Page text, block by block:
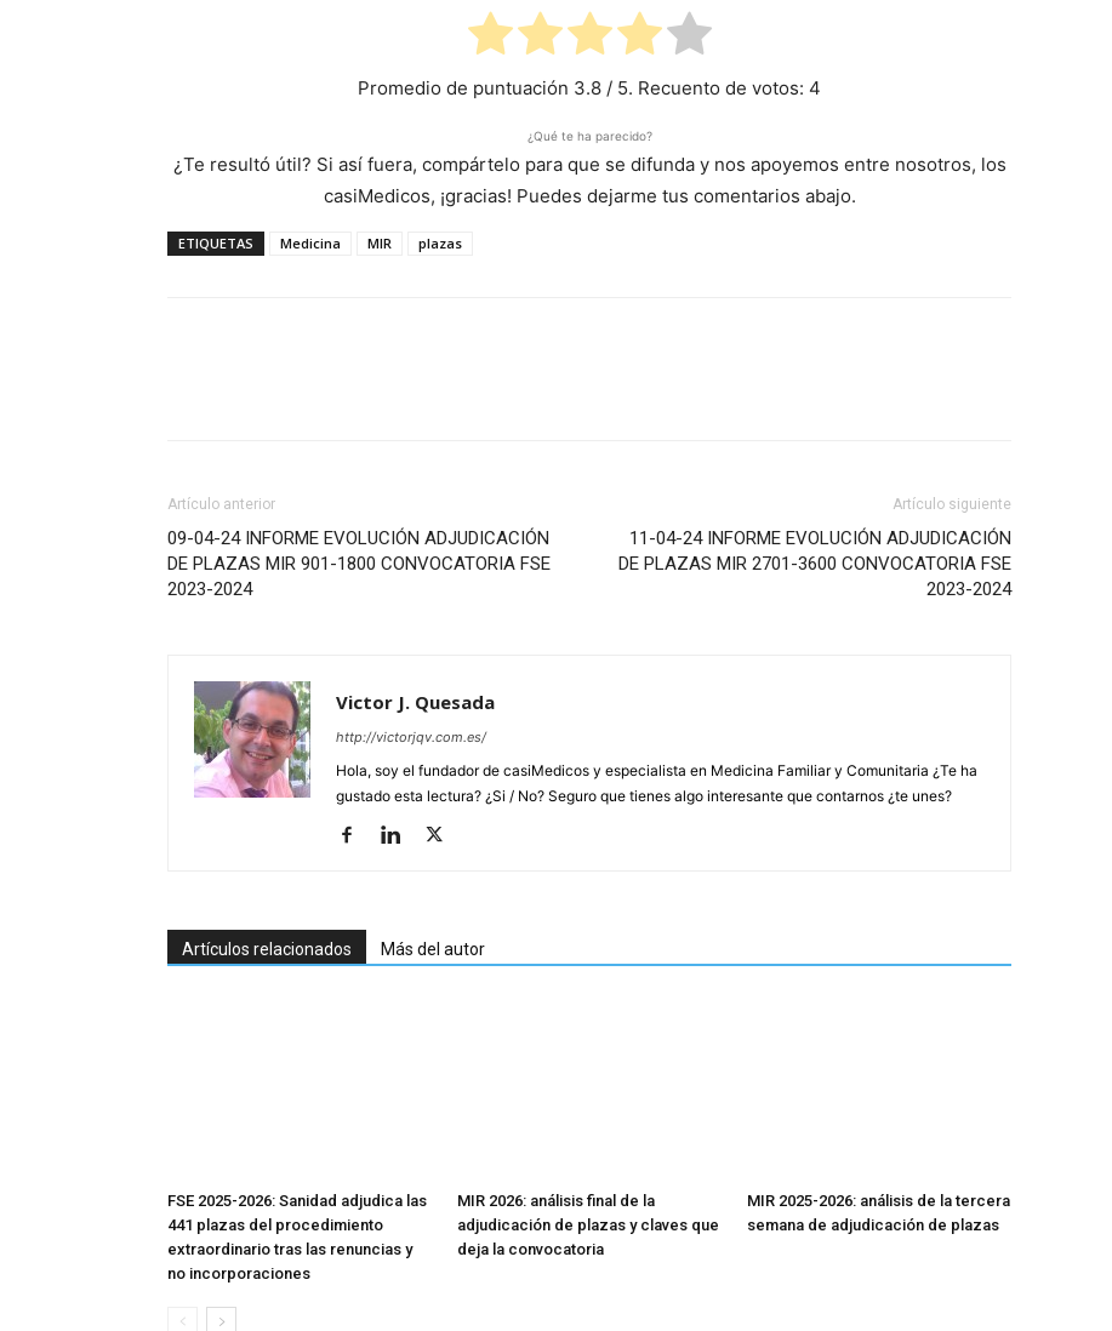
Promedio de puntuación 3.8 / 5. Recuento de votos: 4
¿Qué te ha parecido?
¿Te resultó útil? Si así fuera, compártelo para que se difunda y nos apoyemos entre nosotros, los
casiMedicos, ¡gracias! Puedes dejarme tus comentarios abajo.
ETIQUETAS Medicina MIR plazas
Artículo anterior
09-04-24 INFORME EVOLUCIÓN ADJUDICACIÓN
DE PLAZAS MIR 901-1800 CONVOCATORIA FSE
2023-2024
Artículo siguiente
11-04-24 INFORME EVOLUCIÓN ADJUDICACIÓN
DE PLAZAS MIR 2701-3600 CONVOCATORIA FSE
2023-2024
Victor J. Quesada
http://victorjqv.com.es/
Hola, soy el fundador de casiMedicos y especialista en Medicina Familiar y Comunitaria ¿Te ha
gustado esta lectura? ¿Si / No? Seguro que tienes algo interesante que contarnos ¿te unes?
Artículos relacionados Más del autor
FSE 2025-2026: Sanidad adjudica las
441 plazas del procedimiento
extraordinario tras las renuncias y
no incorporaciones
MIR 2026: análisis final de la
adjudicación de plazas y claves que
deja la convocatoria
MIR 2025-2026: análisis de la tercera
semana de adjudicación de plazas